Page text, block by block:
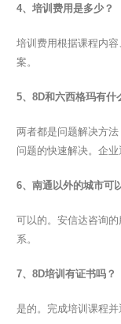
4、培训费用是多少？
培训费用根据课程内
案。
5、8D和六西格玛有什
两者都是问题解决方
问题的快速解决。企
6、南通以外的城市可
可以的。安信达咨询
系。
7、8D培训有证书吗？
是的。完成培训课程